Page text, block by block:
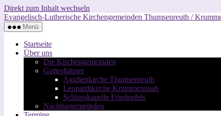
Direkt zum Inhalt wechseln
Evangelisch-Lutherische Kirchengemeinden Thumsenreuth /
Menü
Startseite
Über uns
Die Kirchengemeinden
Gotteshäuser
Ägidienkirche Thumsenreuth
Leonardikirche Krummennaab
Schlosskapelle Friedenfels
Nachbargemeinden